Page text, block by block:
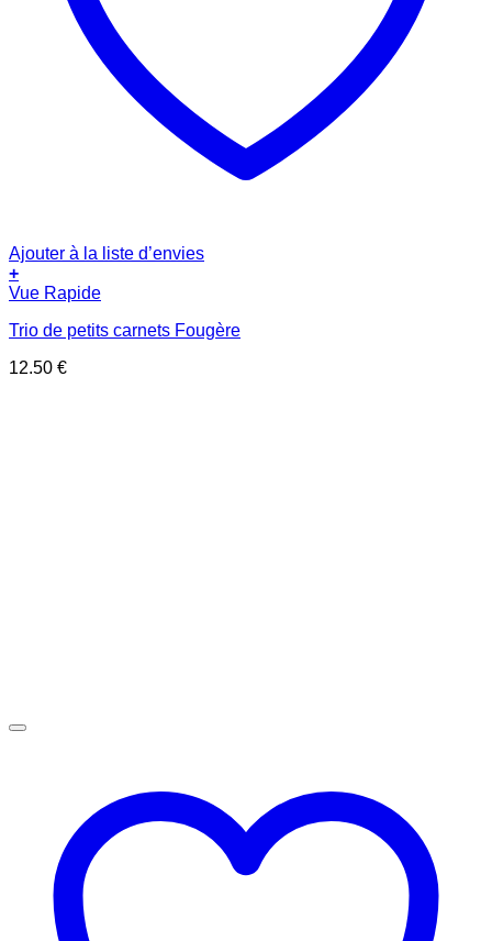
Ajouter à la liste d’envies
+
Vue Rapide
Trio de petits carnets Fougère
12.50 €